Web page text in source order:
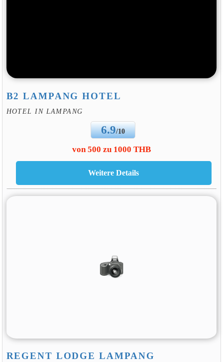
B2 LAMPANG HOTEL
HOTEL IN LAMPANG
6.9/10
von 500 zu 1000 THB
REGENT LODGE LAMPANG